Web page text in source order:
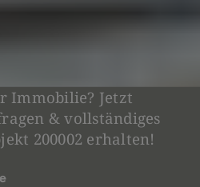
Immobilie? Jetzt
& vollständiges
200002 erhalten!